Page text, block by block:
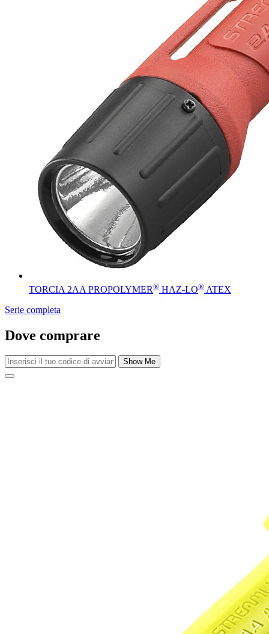
TORCIA 2AA PROPOLYMER® HAZ-LO® ATEX
Serie completa
Dove comprare
Show Me